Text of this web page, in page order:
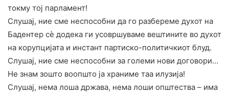
токму тој парламент!
​Слушај, ние сме неспособни да го разбереме духот на
Бадентер сè додека ги усовршуваме вештините во духот
на корупцијата и инстант партиско-политичкиот блуд.
​Слушај, ние сме неспособни за големи нови договори…
Не знам зошто воопшто ја храниме таа илузија!
​Слушај, нема лоша држава, нема лоши општества – има